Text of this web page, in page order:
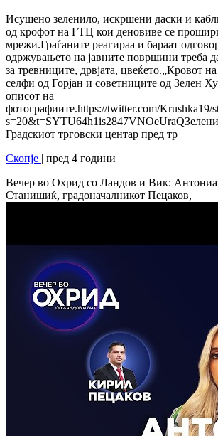
Исушено зеленило, искршени даски и
од крофот на ГТЦ кои деновиве се
мрежи.Граѓаните реагираа и бараат
одржувањето на јавните површини треба
за тревниците, дрвјата, цвеќето.„Кровот
селфи од Горјан и советниците од Зелен
описот на
фотографиите.https://twitter.com/Krushka19/
Градскиот трговски центар пред тр
Скопје | пред 4 години
Вечер во Охрид со Ландов и Вик: Антониа
Станишиќ, градоначалникот Пецаков,